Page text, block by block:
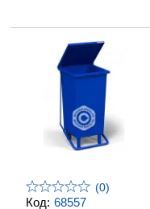
Код: 68557
(0)